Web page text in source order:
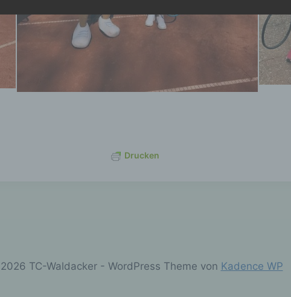
Drucken
TC-Waldacker - WordPress Theme von Kadence WP
Sie Kommentare auf unserer Website hinterlassen, werden neben
Kommentar auch Angaben zum Zeitpunkt der Erstellung sowie der
gewählte Name gespeichert. Zusätzlich wird Ihre IP-Adresse
Website können Videos der Plattform YouTube eingebunden